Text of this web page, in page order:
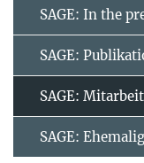
SAGE: In the
SAGE:
SAGE:
SAGE: